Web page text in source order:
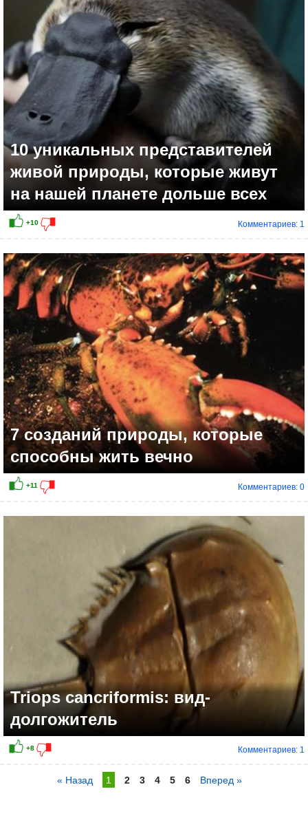
+14
10 уникальных представителей
живой природы, которые живут
на нашей планете дольше всех
Комментариев: 1
7 созданий природы, которые
способны жить вечно
Комментариев: 0
Triops cancriformis: вид-
долгожитель
Комментариев: 1
« Назад 1 2 3 4 5 6 Вперед »